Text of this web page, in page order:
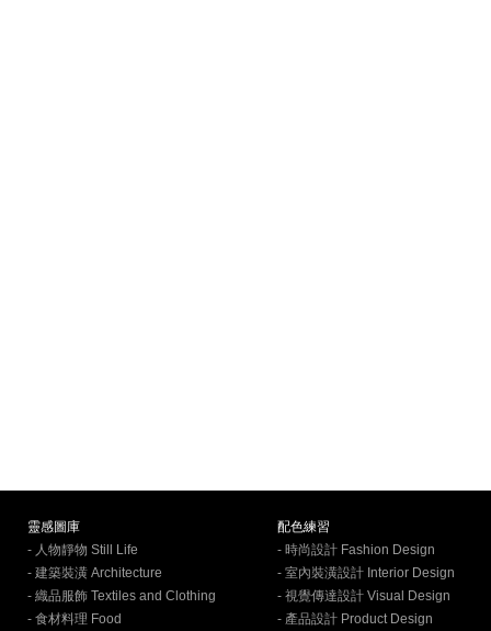
靈感圖庫
- 人物靜物 Still Life
- 建築裝潢 Architecture
- 織品服飾 Textiles and Clothing
- 食材料理 Food
配色練習
- 時尚設計 Fashion Design
- 室內裝潢設計 Interior Design
- 視覺傳達設計 Visual Design
- 產品設計 Product Design